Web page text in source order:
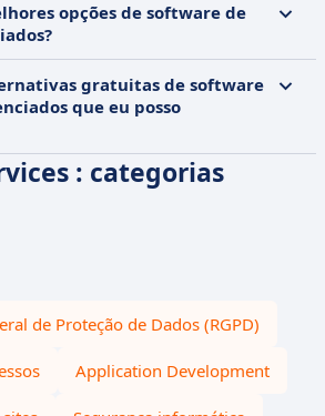
opções de software de
gratuitas de software
que eu posso
: categorias
de Proteção de Dados (RGPD)
Application Development